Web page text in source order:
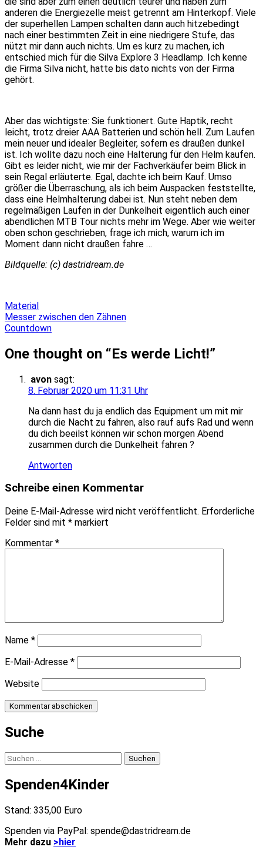
anderen die Energiezelle meist getrennt am Hinterkopf. Viele
der superhellen Lampen schalten dann auch hitzebedingt
nach einer bestimmten Zeit in eine niedrigere Stufe, das
nützt mir dann auch nichts. Um es kurz zu machen, ich
entschied mich für die Silva Explore 3 Headlamp. Ich kenne
die Firma Silva nicht, hatte bis dato nichts von der Firma
gehört.
Aber das wichtigste: Sie funktionert. Gute Haptik, recht
leicht, trotz dreier AAA Batterien und schön hell. Zum Laufen
mein neuer und idealer Begleiter, sofern es draußen dunkel
ist. Ich wollte dazu noch eine Halterung für den Helm kaufen.
Gibt es leider nicht, wie mir der Fachverkäufer beim Blick in
sein Regal erläuterte. Egal, dachte ich beim Kauf. Umso
größer die Überraschung, als ich beim Auspacken feststellte,
dass eine Helmhalterung dabei ist. Nun steht neben dem
regelmäßigen Laufen in der Dunkelheit eigentlich auch einer
abendlichen MTB Tour nichts mehr im Wege. Aber wie weiter
oben schon geschrieben, frage ich mich, warum ich im
Moment dann nicht draußen fahre …
Bildquelle: (c) dastridream.de
Material
Beitragsnavigation
Messer zwischen den Zähnen
Countdown
One thought on “Es werde Licht!”
avon sagt:
8. Februar 2020 um 11:31 Uhr
Na dann hast du ja endlich das Equipment um mit mir
durch die Nacht zu fahren, also rauf aufs Rad und wenn
du dich beeilst können wir schon morgen Abend
zusammen durch die Dunkelheit fahren ?
Antworten
Schreibe einen Kommentar
Deine E-Mail-Adresse wird nicht veröffentlicht. Erforderliche
Felder sind mit * markiert
Kommentar *
Name *
E-Mail-Adresse *
Website
Suche
Suchen
nach:
Spenden4Kinder
Stand: 335,00 Euro
Spenden via PayPal: spende@dastridream.de
Mehr dazu >hier